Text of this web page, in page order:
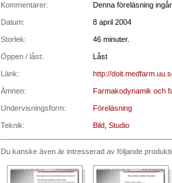
Kommentarer: Denna föreläsning
Datum: 8 april 2004
Storlek: 46 minuter.
Öppen / låst: Låst
Länk: http://
Ämnen: Farmakodynamik och
Undervisningsform: Föreläsning
Teknik: Bild, Studio
Du kanske även är intresserad av följande